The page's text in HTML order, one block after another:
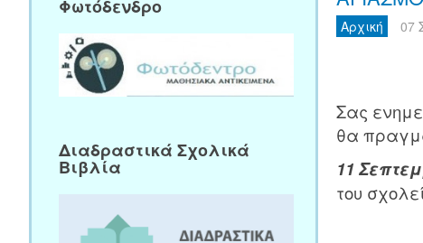
Αρχική 07
Σας
θα
11
του
Φωτόδενδρο
Διαδραστικά Σχολικά
Βιβλία